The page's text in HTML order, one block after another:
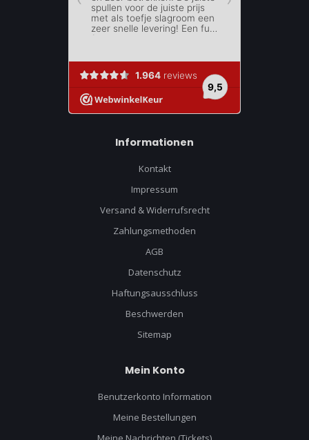
Informationen
Kontakt
Impressum
Versand & Widerrufsrecht
Zahlungsmethoden
AGB
Datenschutz
Haftungsausschluss
Beschwerden
Sitemap
Mein Konto
Benutzerkonto Information
Meine Bestellungen